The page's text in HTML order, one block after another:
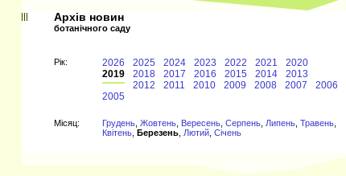
Архів новин
ботанічного саду
Рiк: 2026 2025 2024 2023 2022 2021
2020
2019
2018 2017 2016 2015 2014
2013
2012
2011 2010 2009 2008 2007
2006
2005
Мiсяц: Грудень Жовтень Вересень Серпень Липень Травень
Квітень Березень Лютий Січень